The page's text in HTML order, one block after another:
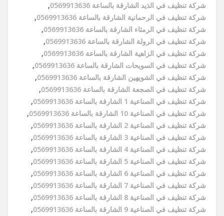
شركة تنظيف في الذيد الشارقة بالساعة 0569913636
,
شركة تنظيف في الرحمانية الشارقة بالساعة 0569913636
,
شركة تنظيف في الرمثاء الشارقة بالساعة 0569913636
,
شركة تنظيف في الرولة الشارقة بالساعة 0569913636
,
شركة تنظيف في الزاهية الشارقة بالساعة 0569913636
,
شركة تنظيف في السويحات الشارقة بالساعة 0569913636
,
شركة تنظيف في الشويهين الشارقة بالساعة 0569913636
,
شركة تنظيف في الصجعة الشارقة بالساعة 0569913636
,
شركة تنظيف في الصناعية 1 الشارقة بالساعة 0569913636
,
شركة تنظيف في الصناعية 10 الشارقة بالساعة 0569913636
,
شركة تنظيف في الصناعية 2 الشارقة بالساعة 0569913636
,
شركة تنظيف في الصناعية 3 الشارقة بالساعة 0569913636
,
شركة تنظيف في الصناعية 4 الشارقة بالساعة 0569913636
,
شركة تنظيف في الصناعية 5 الشارقة بالساعة 0569913636
,
شركة تنظيف في الصناعية 6 الشارقة بالساعة 0569913636
,
شركة تنظيف في الصناعية 7 الشارقة بالساعة 0569913636
,
شركة تنظيف في الصناعية 8 الشارقة بالساعة 0569913636
,
شركة تنظيف في الصناعية 9 الشارقة بالساعة 0569913636
,